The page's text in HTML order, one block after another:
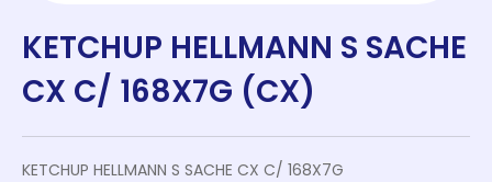
KETCHUP HELLMANN S SACHE
CX C/ 168X7G (CX)
KETCHUP HELLMANN S SACHE CX C/ 168X7G